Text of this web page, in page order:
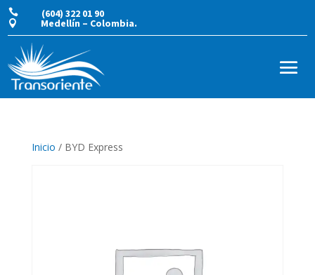
 (604) 322 01 90
 Medellín – Colombia.
Inicio / BYD Express